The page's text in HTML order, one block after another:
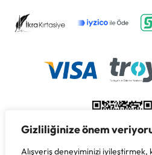
Gizliliğinize önem
Alışveriş deneyiminizi